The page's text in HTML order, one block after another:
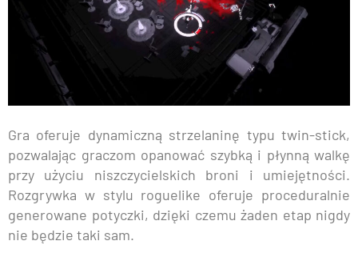
Gra oferuje dynamiczną strzelaninę typu twin-stick,
pozwalając graczom opanować szybką i płynną walkę
przy użyciu niszczycielskich broni i umiejętności.
Rozgrywka w stylu roguelike oferuje proceduralnie
generowane potyczki, dzięki czemu żaden etap nigdy
nie będzie taki sam.